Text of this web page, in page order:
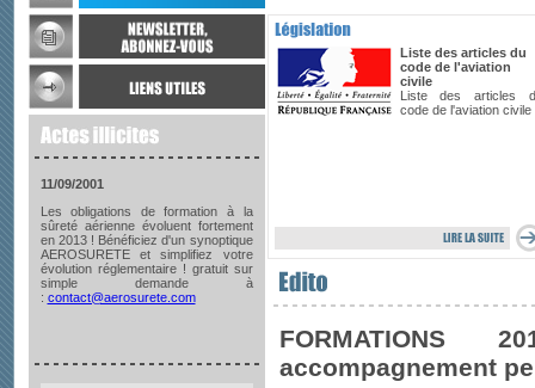
11/09/2001
Les obligations de formation à la
sûreté aérienne évoluent fortement
en 2013 ! Bénéficiez d'un synoptique
AEROSURETE et simplifiez votre
évolution réglementaire ! gratuit sur
simple demande à
: contact@aerosurete.com
Liste des articles du
code de l'aviation
civile
Liste des articles
code de l'aviation civile
FORMATIONS
accompagnement